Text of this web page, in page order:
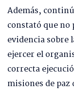
Además,
constató que
evidencia sobre
ejercer el
correcta
misiones de paz